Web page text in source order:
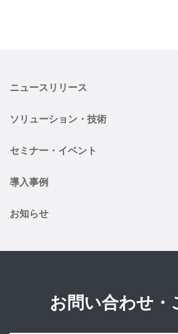
ニュースリリース
ソリューション・技術
セミナー・イベント
導入事例
お知らせ
お問い合わせ・